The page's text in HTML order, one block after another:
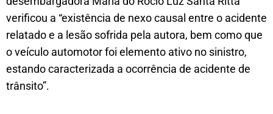
verificou a “existência de nexo causal entre o acidente
relatado e a lesão sofrida pela autora, bem como que
o veículo automotor foi elemento ativo no sinistro,
estando caracterizada a ocorrência de acidente de
trânsito”.